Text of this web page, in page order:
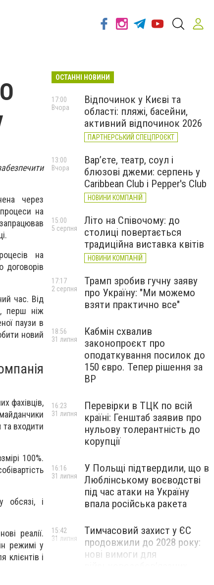
через
на
на
договорів
час. Від
перш ніж
паузи в
новий
фахівців,
та входити
100%.
обсязі, і
реалії.
режимі у
клієнтів і
ОСТАННІ НОВИНИ
Відпочинок у Києві та
області: пляжі, басейни,
активний відпочинок 2026
ПАРТНЕРСЬКИЙ СПЕЦПРОЄКТ
17:00
Вчора
Вар’єте, театр, соул і
блюзові джеми: серпень у
Caribbean Club і Pepper's Club
НОВИНИ КОМПАНІЙ
13:00
Вчора
Літо на Співочому: до
столиці повертається
традиційна виставка квітів
НОВИНИ КОМПАНІЙ
15:00
5 серпня
Трамп зробив гучну заяву
про Україну: "Ми можемо
взяти практично все"
17:17
2 серпня
Кабмін схвалив
законопроєкт про
оподаткування посилок до
150 євро. Тепер рішення за
ВР
18:56
31 липня
Перевірки в ТЦК по всій
країні: Генштаб заявив про
нульову толерантність до
корупції
16:23
31 липня
У Польщі підтвердили, що в
Люблінському воєводстві
під час атаки на Україну
впала російська ракета
16:16
31 липня
Тимчасовий захист у ЄС
продовжили до 2028 року:
нові вимоги для
15:42
31 липня